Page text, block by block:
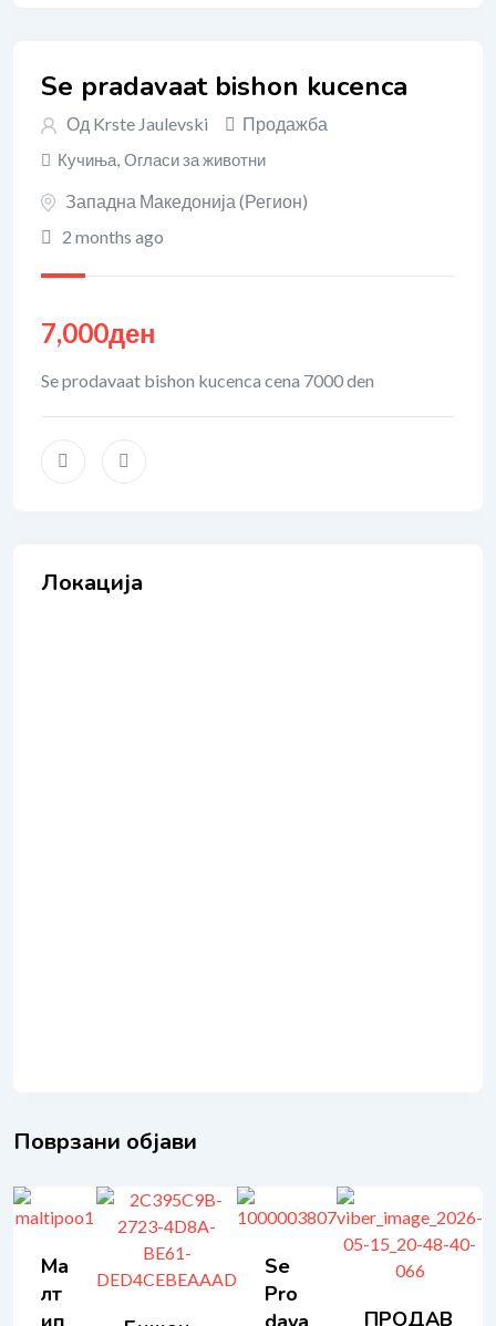
Se pradavaat bishon kucenca
Од Krste Jaulevski Продажба
Кучиња, Огласи за животни
Западна Македонија (Регион)
2 months ago
7,000ден
Se prodavaat bishon kucenca cena 7000 den
Локација
Поврзани објави
Ма
Лт
Se
Pro
ПРОДАВ